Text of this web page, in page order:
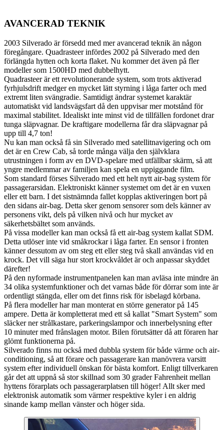
AVANCERAD TEKNIK
2003 Silverado är försedd med mer avancerad teknik än någon
föregångare. Quadrasteer infördes 2002 på Silverado med den
förlängda hytten och korta flaket. Nu kommer det även på fler
modeller som 1500HD med dubbelhytt.
Quadrasteer är ett revolutionerande system, som trots aktiverad
fyrhjulsdrift medger en mycket lätt styrning i låga farter och med
extremt liten svängradie. Samtidigt ändrar systemet karaktär
automatiskt vid landsvägsfart då den uppvisar mer motstånd för
maximal stabilitet. Idealiskt inte minst vid de tillfällen fordonet drar
tunga släpvagnar. De kraftigare modellerna får dra släpvagnar på
upp till 4,7 ton!
Nu kan man också få sin Silverado med satellitnavigering och om
det är en Crew Cab, så torde många välja den självklara
utrustningen i form av en DVD-spelare med utfällbar skärm, så att
yngre medlemmar av familjen kan spela en uppiggande film.
Som standard förses Silverado med ett helt nytt air-bag system för
passagerarsidan. Elektroniskt känner systemet om det är en vuxen
eller ett barn. I det sistnämnda fallet kopplas aktiveringen bort på
den sidans air-bag. Detta sker genom sensorer som dels känner av
personens vikt, dels på vilken nivå och hur mycket av
säkerhetsbältet som används.
På vissa modeller kan man också få ett air-bag system kallat SDM.
Detta utlöser inte vid småkrockar i låga farter. En sensor i fronten
känner dessutom av om steg ett eller steg två skall användas vid en
krock. Det vill säga hur stort krockvåldet är och anpassar skyddet
därefter!
På den nyformade instrumentpanelen kan man avläsa inte mindre än
34 olika systemfunktioner och det varnas både för dörrar som inte är
ordentligt stängda, eller om det finns risk för isbelagd körbana.
På flera modeller har man monterat en större generator på 145
ampere. Detta är kompletterat med ett så kallat "Smart System" som
släcker ner strålkastare, parkeringslampor och innerbelysning efter
10 minuter med frånslagen motor. Bilen förutsätter då att föraren har
glömt funktionerna på.
Silverado finns nu också med dubbla system för både värme och air-
conditioning, så att förare och passagerare kan manövrera varsitt
system efter individuell önskan för bästa komfort. Enligt tillverkaren
går det att uppnå så stor skillnad som 30 grader Fahrenheit mellan
hyttens förarplats och passagerarplatsen till höger! Allt sker med
elektronisk automatik som värmer respektive kyler i en aldrig
sinande kamp mellan vänster och höger sida.